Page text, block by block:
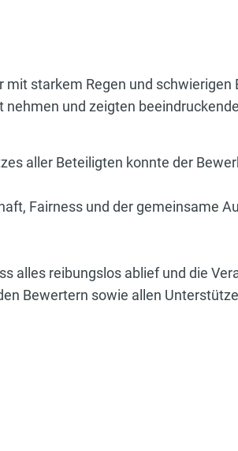
starkem Regen und
und zeigten
aller Beteiligten konnte der
Fairness und der gemeinsame
alles reibungslos ablief und die
Bewertern sowie allen